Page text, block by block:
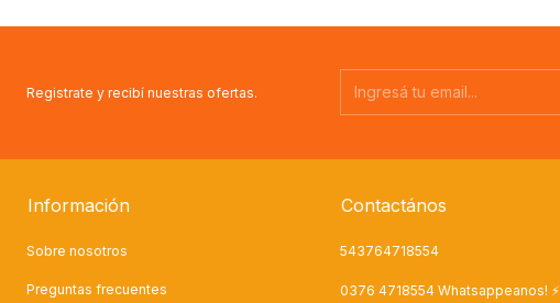
Registrate y recibí nuestras ofertas.
Información
Sobre nosotros
Preguntas frecuentes
Contactános
543764718554
0376 4718554 Whatsappeanos! ⚡